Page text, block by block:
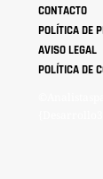
CONTACTO
POLÍTICA DE
AVISO LEGAL
POLÍTICA DE